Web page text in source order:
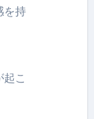
を持
こ